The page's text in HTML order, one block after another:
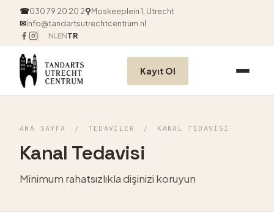
☎030 79 20 20 2⚲Moskeeplein 1, Utrecht
✉info@tandartsutrechtcentrum.nl
NL ENTR
Kayıt Ol
ANA SAYFA / TEDAVILER / KANAL TEDAVISI
Kanal Tedavisi
Minimum rahatsızlıkla dişinizi koruyun